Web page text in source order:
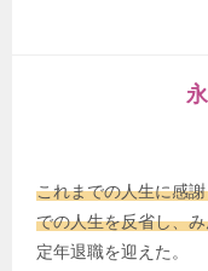
これまでの人生に感
での人生を反省し、
定年退職を迎えた。